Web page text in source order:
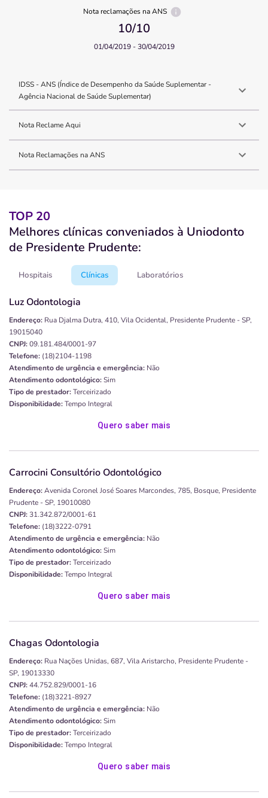
Nota reclamações na ANS
10/10
01/04/2019 - 30/04/2019
IDSS - ANS (Índice de Desempenho da Saúde Suplementar -
Agência Nacional de Saúde Suplementar)
Nota Reclame Aqui
Nota Reclamações na ANS
TOP 20
Melhores clínicas conveniados à Uniodonto
de Presidente Prudente:
Hospitais Clínicas Laboratórios
Luz Odontologia
Endereço: Rua Djalma Dutra, 410, Vila Ocidental, Presidente Prudente - SP,
19015040
CNPJ:09.181.484/0001-97
Telefone: (18)2104-1198
Atendimento de urgência e emergência: Não
Atendimento odontológico:Sim
Tipo de prestador:Terceirizado
Disponibilidade:Tempo Integral
Quero saber mais
Carrocini Consultório Odontológico
Endereço:Avenida Coronel José Soares Marcondes, 785, Bosque, Presidente
Prudente - SP, 19010080
CNPJ:31.342.872/0001-61
Telefone: (18)3222-0791
Atendimento de urgência e emergência: Não
Atendimento odontológico:Sim
Tipo de prestador:Terceirizado
Disponibilidade:Tempo Integral
Quero saber mais
Chagas Odontologia
Endereço: Rua Nações Unidas, 687, Vila Aristarcho, Presidente Prudente -
SP, 19013330
CNPJ:44.752.829/0001-16
Telefone: (18)3221-8927
Atendimento de urgência e emergência: Não
Atendimento odontológico:Sim
Tipo de prestador:Terceirizado
Disponibilidade:Tempo Integral
Quero saber mais